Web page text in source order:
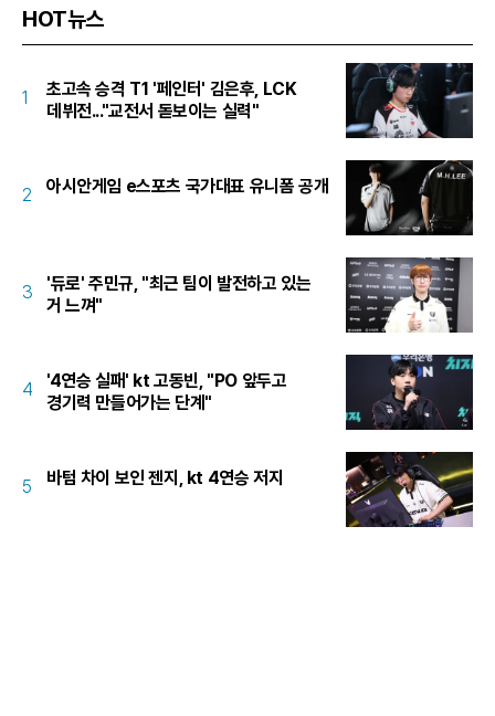
HOT뉴스
1
초고속 승격 T1 '페인터' 김은후, LCK
데뷔전..."교전서 돋보이는 실력"
2 아시안게임 e스포츠 국가대표 유니폼 공개
3
'듀로' 주민규, "최근 팀이 발전하고 있는
거 느껴"
4
'4연승 실패' kt 고동빈, "PO 앞두고
경기력 만들어가는 단계"
5 바텀 차이 보인 젠지, kt 4연승 저지